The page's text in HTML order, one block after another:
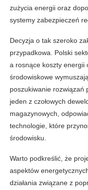
zużycia energii oraz
systemy zabezpieczeń
Decyzja o tak szeroko
przypadkowa. Polski
a rosnące koszty energii
środowiskowe
poszukiwanie rozwiązań
jeden z czołowych
magazynowych,
technologie, które
środowisku.
Warto podkreślić, że
aspektów
działania związane z